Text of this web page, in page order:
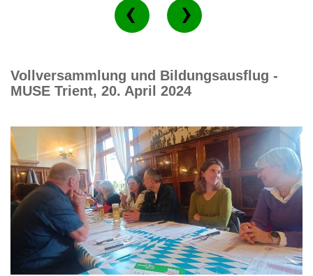
Vollversammlung und Bildungsausflug -
MUSE Trient, 20. April 2024